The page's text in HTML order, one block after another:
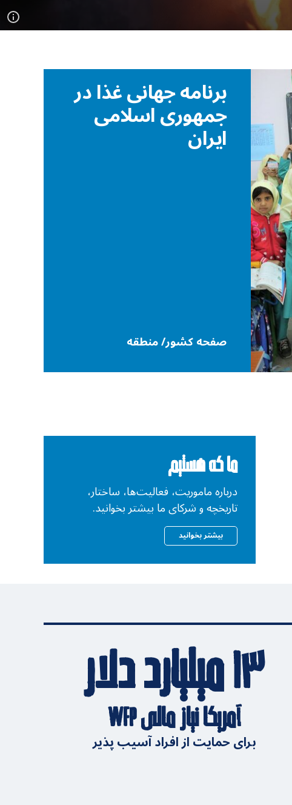
برنامه جهانی غذا در
جمهوری اسلامی
ایران
صفحه کشور/ منطقه
ما که هستیم
درباره ماموریت، فعالیت‌ها، ساختار،
تاریخچه و شرکای ما بیشتر بخوانید.
بیشتر بخوانید
۱۳ میلیارد دلار
آمریکا نیاز مالی WFP
برای حمایت از افراد آسیب پذیر